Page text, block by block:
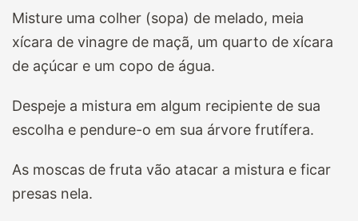
Misture uma colher (sopa) de melado, meia
xícara de vinagre de maçã, um quarto de xícara
de açúcar e um copo de água.
Despeje a mistura em algum recipiente de sua
escolha e pendure-o em sua árvore frutífera.
As moscas de fruta vão atacar a mistura e ficar
presas nela.